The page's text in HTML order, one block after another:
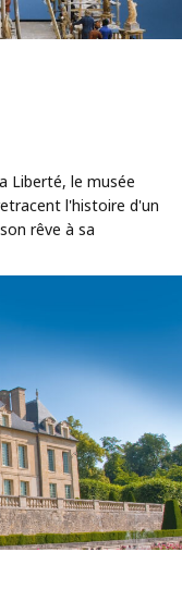
Liberté, le musée
l'histoire d'un
rêve à sa